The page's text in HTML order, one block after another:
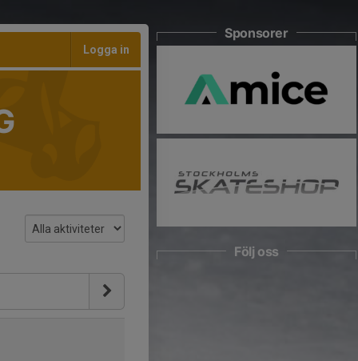
Logga in
Sponsorer
Följ oss